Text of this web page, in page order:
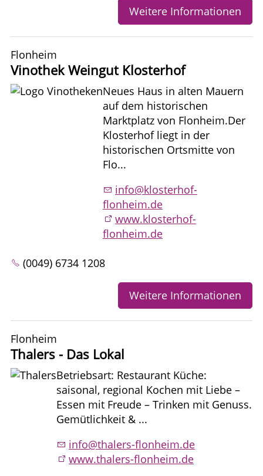
Weitere Informationen
Flonheim
Vinothek Weingut Klosterhof
Neues Haus in alten Mauern
auf dem historischen
Marktplatz von Flonheim.Der
Klosterhof liegt in der
historischen Ortsmitte von
Flo...
info@klosterhof-
flonheim.de
www.klosterhof-
flonheim.de
(0049) 6734 1208
Weitere Informationen
Flonheim
Thalers - Das Lokal
Betriebsart: Restaurant Küche:
saisonal, regional Kochen mit Liebe –
Essen mit Freude – Trinken mit Genuss.
Gemütlichkeit & ...
info@thalers-flonheim.de
www.thalers-flonheim.de